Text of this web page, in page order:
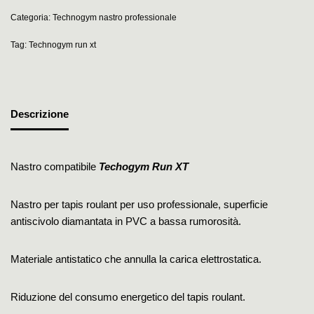
Categoria: Technogym nastro professionale
Tag: Technogym run xt
Descrizione
Nastro compatibile Techogym Run XT
Nastro per tapis roulant per uso professionale, superficie
antiscivolo diamantata in PVC a bassa rumorosità.
Materiale antistatico che annulla la carica elettrostatica.
Riduzione del consumo energetico del tapis roulant.